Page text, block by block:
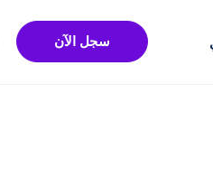
سجل الآن